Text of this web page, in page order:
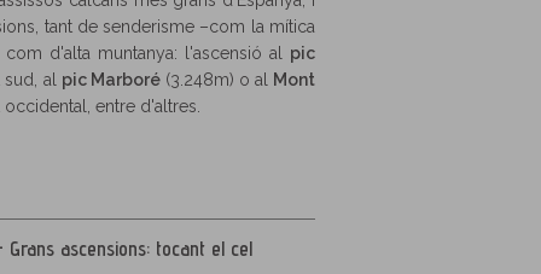
tant de senderisme –com la mítica
d'alta muntanya: l'ascensió al pic
al pic Marboré(3.248m) o al
Mont
entre d'altres.
ascensions: tocant el cel